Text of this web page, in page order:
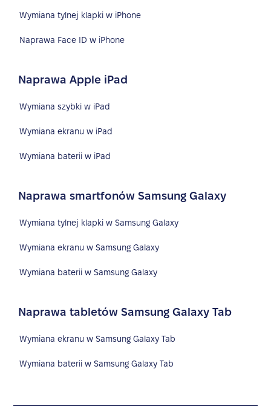
Wymiana tylnej klapki w iPhone
Naprawa Face ID w iPhone
Naprawa Apple iPad
Wymiana szybki w iPad
Wymiana ekranu w iPad
Wymiana baterii w iPad
Naprawa smartfonów Samsung Galaxy
Wymiana tylnej klapki w Samsung Galaxy
Wymiana ekranu w Samsung Galaxy
Wymiana baterii w Samsung Galaxy
Naprawa tabletów Samsung Galaxy Tab
Wymiana ekranu w Samsung Galaxy Tab
Wymiana baterii w Samsung Galaxy Tab